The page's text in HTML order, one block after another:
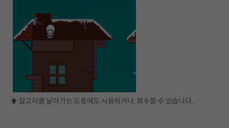
⬆️ 갈고리를 날아가는 도중에도 사용하거나, 회수할 수 있습니다.